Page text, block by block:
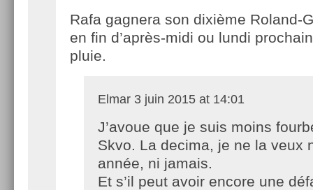
Rafa gagnera son dixième Roland-
en fin d’après-midi ou lundi
pluie.
Elmar 3 juin 2015 at 14:01
J’avoue que je suis moins
Skvo. La decima, je ne la veux
année, ni jamais.
Et s’il peut avoir encore une